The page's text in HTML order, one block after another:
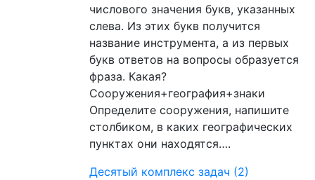
числового значения букв, указанных
слева. Из этих букв получится
название инструмента, а из первых
букв ответов на вопросы образуется
фраза. Какая?
Сооружения+география+знаки
Определите сооружения, напишите
столбиком, в каких географических
пунктах они находятся….
Десятый комплекс задач (2)